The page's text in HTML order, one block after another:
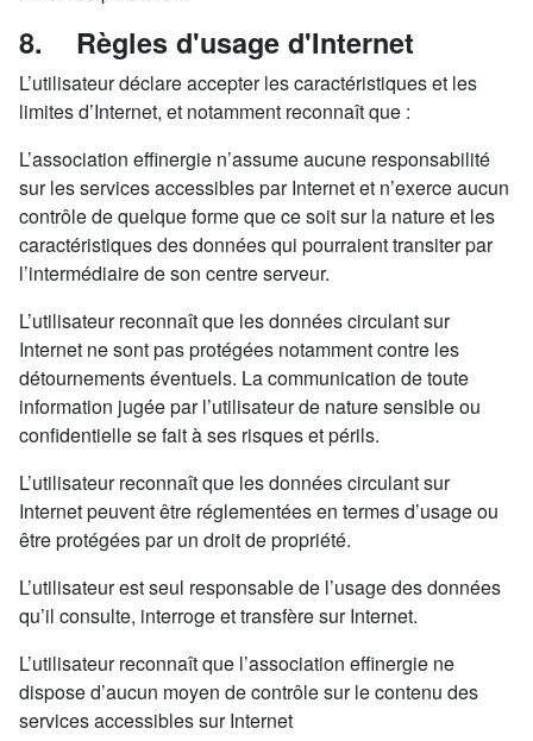
8. Règles d'usage d'Internet
L’utilisateur déclare accepter les caractéristiques et les
limites d’Internet, et notamment reconnaît que :
L’association effinergie n’assume aucune responsabilité
sur les services accessibles par Internet et n’exerce aucun
contrôle de quelque forme que ce soit sur la nature et les
caractéristiques des données qui pourraient transiter par
l’intermédiaire de son centre serveur.
L’utilisateur reconnaît que les données circulant sur
Internet ne sont pas protégées notamment contre les
détournements éventuels. La communication de toute
information jugée par l’utilisateur de nature sensible ou
confidentielle se fait à ses risques et périls.
L’utilisateur reconnaît que les données circulant sur
Internet peuvent être réglementées en termes d’usage ou
être protégées par un droit de propriété.
L’utilisateur est seul responsable de l’usage des données
qu’il consulte, interroge et transfère sur Internet.
L’utilisateur reconnaît que l’association effinergie ne
dispose d’aucun moyen de contrôle sur le contenu des
services accessibles sur Internet